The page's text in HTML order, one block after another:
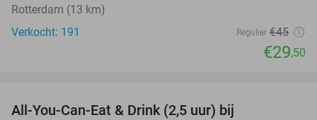
Rotterdam (13 km)
Verkocht: 191
Regulier €45
€29,50
All-You-Can-Eat & Drink (2,5 uur) bij